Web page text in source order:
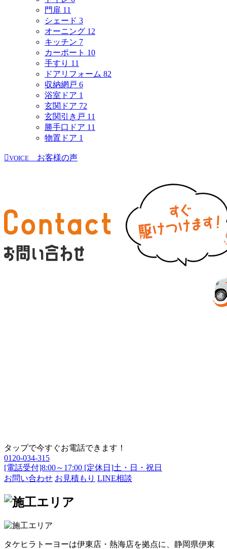
門扉 11
シェード 3
オーニング 12
キッチン 7
カーポート 10
手すり 11
ドアリフォーム 82
収納網戸 6
浴室ドア 1
玄関ドア 72
玄関引き戸 11
勝手口ドア 11
物置ドア 1
VOICE お客様の声
タップで今すぐお電話できます！
0120-034-315
[電話受付]8:00～17:00 [定休日]土・日・祝日
お問い合わせ お見積もり LINE相談
タケヒラトーヨーは伊東店・熱海店を拠点に、静岡県伊東